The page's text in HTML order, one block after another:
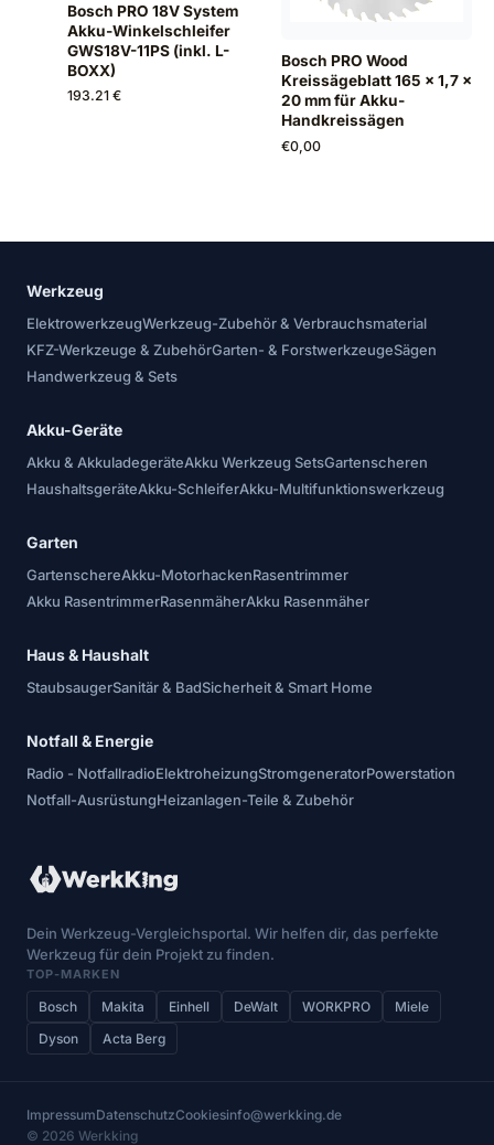
Bosch PRO 18V System
Akku-Winkelschleifer
GWS18V-11PS (inkl. L-
BOXX)
193.21 €
Bosch PRO Wood
Kreissägeblatt 165 x 1,7 x
20 mm für Akku-
Handkreissägen
€0,00
Werkzeug
ElektrowerkzeugWerkzeug-Zubehör & Verbrauchsmaterial
KFZ-Werkzeuge & ZubehörGarten- & ForstwerkzeugeSägen
Handwerkzeug & Sets
Akku-Geräte
Akku & AkkuladegeräteAkku Werkzeug SetsGartenscheren
HaushaltsgeräteAkku-SchleiferAkku-Multifunktionswerkzeug
Garten
GartenschereAkku-MotorhackenRasentrimmer
Akku RasentrimmerRasenmäherAkku Rasenmäher
Haus & Haushalt
StaubsaugerSanitär & BadSicherheit & Smart Home
Notfall & Energie
Radio - NotfallradioElektroheizungStromgeneratorPowerstation
Notfall-AusrüstungHeizanlagen-Teile & Zubehör
Dein Werkzeug-Vergleichsportal. Wir helfen dir, das perfekte
Werkzeug für dein Projekt zu finden.
TOP-MARKEN
Bosch Makita Einhell DeWalt WORKPRO
Miele
Dyson
Acta Berg
ImpressumDatenschutzCookiesinfo@werkking.de
© 2026 Werkking